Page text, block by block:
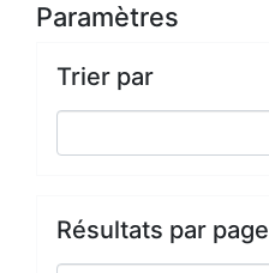
Paramètres
Trier par
Résultats par page